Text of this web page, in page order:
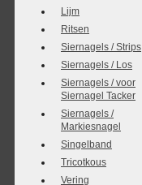
Lijm
Ritsen
Siernagels / Strips
Siernagels / Los
Siernagels / voor
Siernagel Tacker
Siernagels /
Markiesnagel
Singelband
Tricotkous
Vering